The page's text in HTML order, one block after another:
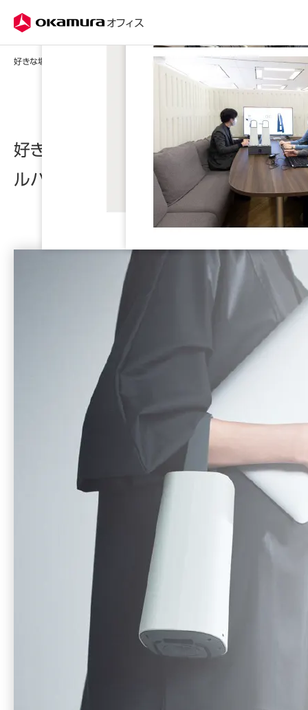
オフィス
好きな場所で自由に働く「OCポータブルバッテリー」
好きな場所で自由に働く「OCポータブ
ルバッテリー」
電源の位置を気にせず自由に働いてみませんか？ 目的に
合わせて好きな場所で働くことができると、生産性やモチ
ベーションのアップにつながります。本資料ではポータブル
バッテリーのおすすめ活用シーンや、導入後の働き方の変
化を実例をもとにご紹介！フリーアドレスやABW導入を検
討している方は必見の資料です！
こんな方におすすめ！
フリーアドレスやABW導入を検討してい
る方
レイアウト変更のたびに発生する配線工事
の手間とコストを削減したい方
配線レスで綺麗なオフィスを維持していき
たい方
ポータブルバッテリーを使った働き方を見
たい方
資料ダウンロードフォーム